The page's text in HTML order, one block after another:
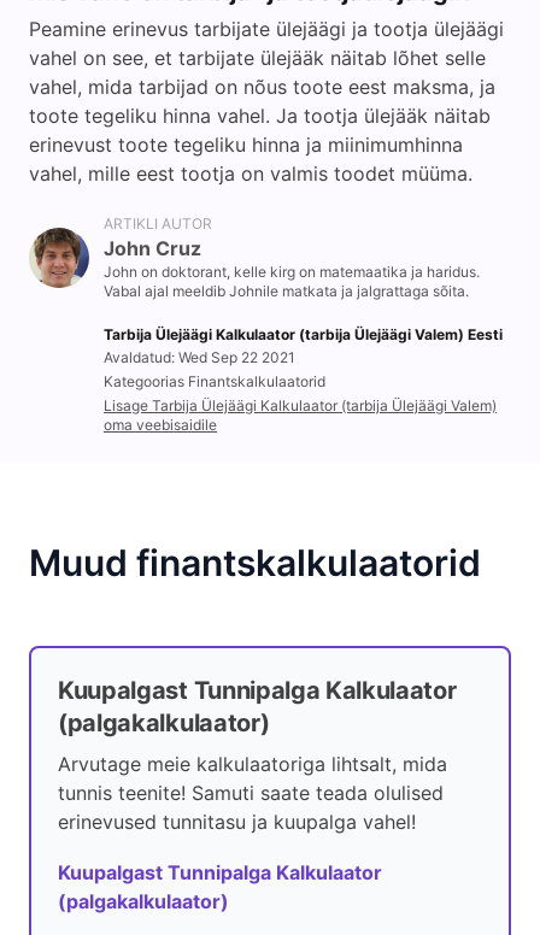
Peamine erinevus tarbijate ülejäägi ja tootja ülejäägi
vahel on see, et tarbijate ülejääk näitab lõhet selle
vahel, mida tarbijad on nõus toote eest maksma, ja
toote tegeliku hinna vahel. Ja tootja ülejääk näitab
erinevust toote tegeliku hinna ja miinimumhinna
vahel, mille eest tootja on valmis toodet müüma.
ARTIKLI AUTOR
John Cruz
John on doktorant, kelle kirg on matemaatika ja haridus.
Vabal ajal meeldib Johnile matkata ja jalgrattaga sõita.
Tarbija Ülejäägi Kalkulaator (tarbija Ülejäägi Valem) Eesti
Avaldatud: Wed Sep 22 2021
Kategoorias Finantskalkulaatorid
Lisage Tarbija Ülejäägi Kalkulaator (tarbija Ülejäägi Valem)
oma veebisaidile
Muud finantskalkulaatorid
Kuupalgast Tunnipalga Kalkulaator
(palgakalkulaator)
Arvutage meie kalkulaatoriga lihtsalt, mida
tunnis teenite! Samuti saate teada olulised
erinevused tunnitasu ja kuupalga vahel!
Kuupalgast Tunnipalga Kalkulaator
(palgakalkulaator)